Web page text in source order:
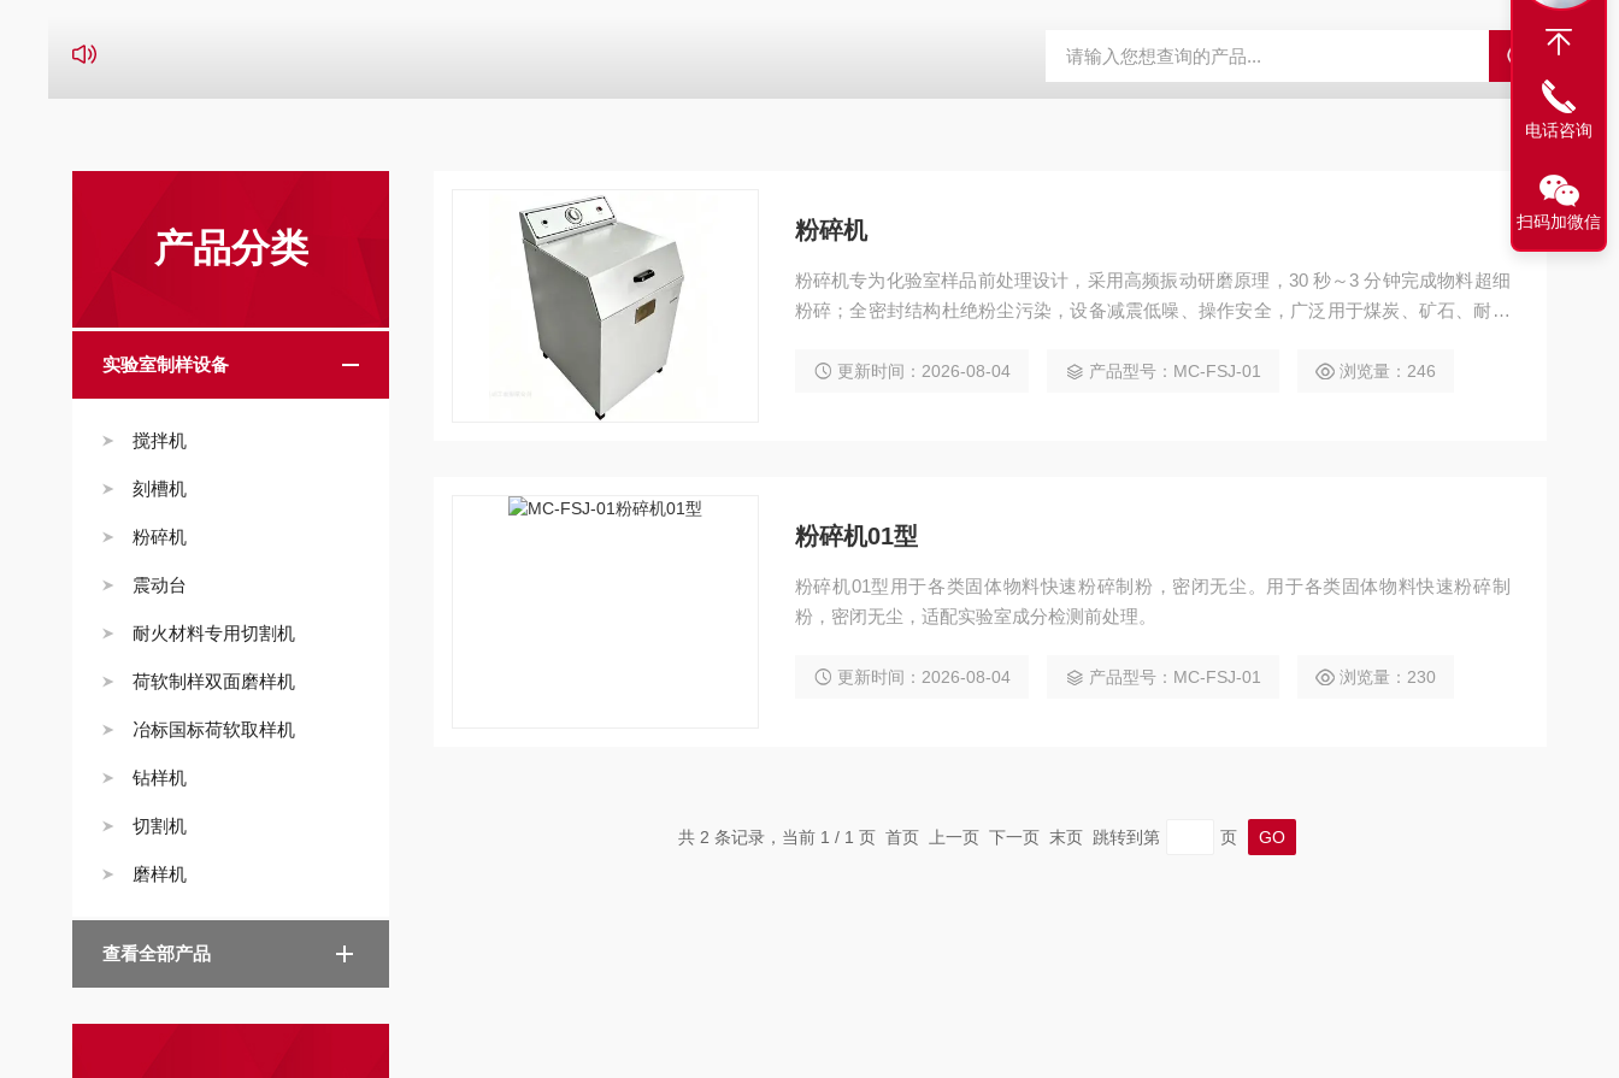
产品分类
实验室制样设备
搅拌机
刻槽机
粉碎机
震动台
耐火材料专用切割机
荷软制样双面磨样机
冶标国标荷软取样机
钻样机
切割机
磨样机
查看全部产品
粉碎机
粉碎机专为化验室样品前处理设计，采用高频振动研磨原理，30 秒～3 分钟完成物料超细
粉碎；全密封结构杜绝粉尘污染，设备减震低噪、操作安全，广泛用于煤炭、矿石、耐火
更新时间：2026-08-04 产品型号：MC-FSJ-01 浏览量：246
粉碎机01型
粉碎机01型用于各类固体物料快速粉碎制粉，密闭无尘。用于各类固体物料快速粉碎制
粉，密闭无尘，适配实验室成分检测前处理。
更新时间：2026-08-04 产品型号：MC-FSJ-01 浏览量：230
共 2 条记录，当前 1 / 1 页 首页 上一页 下一页 末页 跳转到第 页
电话咨询
扫码加微信